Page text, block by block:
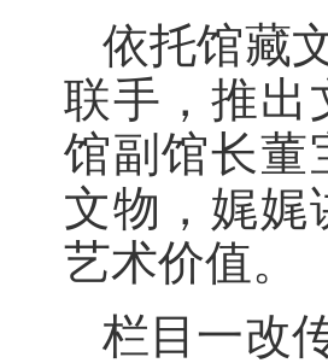
依托馆藏
联手，推出
馆副馆长董
文物，娓娓
艺术价值。
栏目一改